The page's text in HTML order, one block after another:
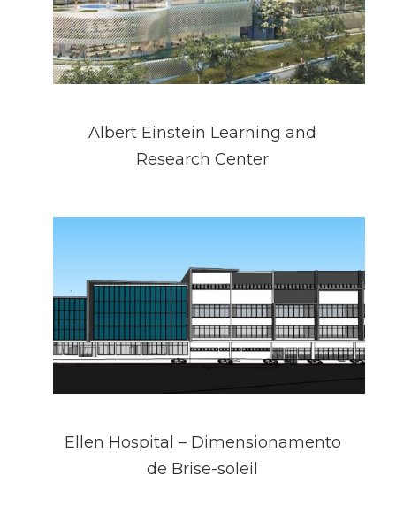
Albert Einstein Learning and
Research Center
Ellen Hospital – Dimensionamento
de Brise-soleil